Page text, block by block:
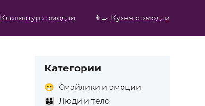
Клавиатура эмодзи 👩‍🍳 Кухня с эмодзи
Категории
😁 Смайлики и эмоции
👪
Люди и тело